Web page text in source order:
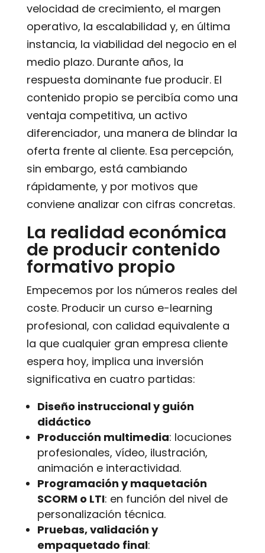
velocidad de crecimiento, el margen
operativo, la escalabilidad y, en última
instancia, la viabilidad del negocio en el
medio plazo. Durante años, la
respuesta dominante fue producir. El
contenido propio se percibía como una
ventaja competitiva, un activo
diferenciador, una manera de blindar la
oferta frente al cliente. Esa percepción,
sin embargo, está cambiando
rápidamente, y por motivos que
conviene analizar con cifras concretas.
La realidad económica
de producir contenido
formativo propio
Empecemos por los números reales del
coste. Producir un curso e-learning
profesional, con calidad equivalente a
la que cualquier gran empresa cliente
espera hoy, implica una inversión
significativa en cuatro partidas:
Diseño instruccional y guión
didáctico
Producción multimedia: locuciones
profesionales, vídeo, ilustración,
animación e interactividad.
Programación y maquetación
SCORM o LTI: en función del nivel de
personalización técnica.
Pruebas, validación y
empaquetado final: